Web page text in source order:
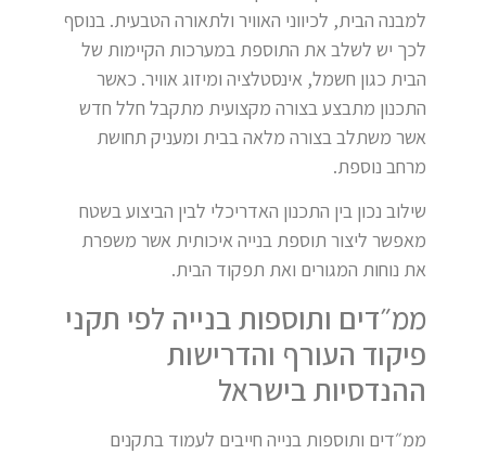
למבנה הבית, לכיווני האוויר ולתאורה הטבעית. בנוסף
לכך יש לשלב את התוספת במערכות הקיימות של
הבית כגון חשמל, אינסטלציה ומיזוג אוויר. כאשר
התכנון מתבצע בצורה מקצועית מתקבל חלל חדש
אשר משתלב בצורה מלאה בבית ומעניק תחושת
מרחב נוספת.
שילוב נכון בין התכנון האדריכלי לבין הביצוע בשטח
מאפשר ליצור תוספת בנייה איכותית אשר משפרת
את נוחות המגורים ואת תפקוד הבית.
ממ״דים ותוספות בנייה לפי תקני
פיקוד העורף והדרישות
ההנדסיות בישראל
ממ״דים ותוספות בנייה חייבים לעמוד בתקנים